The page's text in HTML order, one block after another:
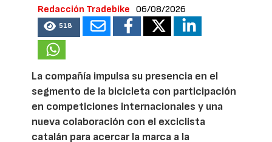
Redacción Tradebike 06/08/2026
518
La compañía impulsa su presencia en el
segmento de la bicicleta con participación
en competiciones internacionales y una
nueva colaboración con el exciclista
catalán para acercar la marca a la